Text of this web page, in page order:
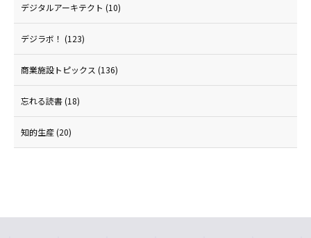
デジタルアーキテクト (10)
デジラボ！ (123)
商業施設トピックス (136)
忘れる読書(18)
知的生産(20)